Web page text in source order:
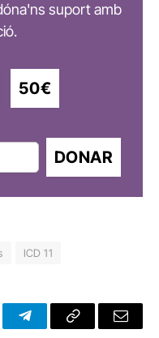
suport amb
50€
DONAR
ICD 11
TelegramCopy
Email